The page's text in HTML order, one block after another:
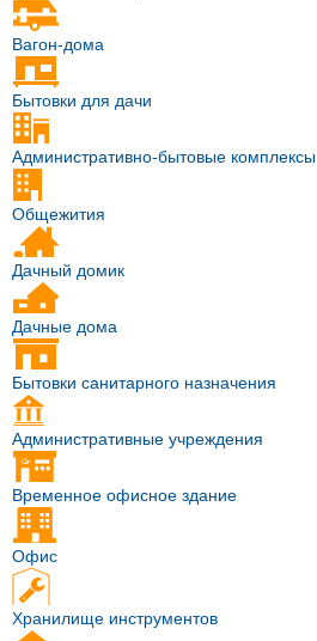
Вагон-дома
Бытовки для дачи
Административно-бытовые комплексы
Общежития
Дачный домик
Дачные дома
Бытовки санитарного назначения
Административные учреждения
Временное офисное здание
Офис
Хранилище инструментов